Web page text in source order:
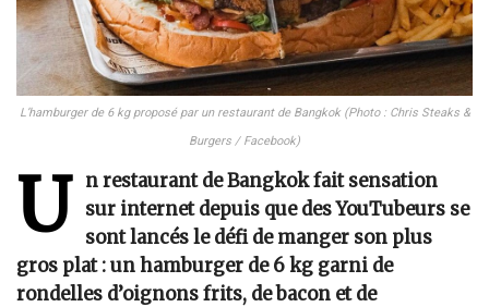
L’hamburger de 6 kg proposé par un restaurant de Bangkok (Photo : Chris Steaks &
Burgers / Facebook)
U
n restaurant de Bangkok fait sensation
sur internet depuis que des YouTubeurs se
sont lancés le défi de manger son plus
gros plat : un hamburger de 6 kg garni de
rondelles d’oignons frits, de bacon et de